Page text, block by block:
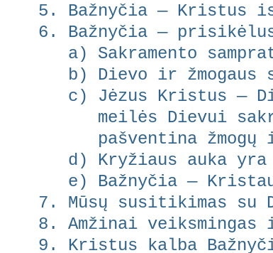
5. Bažnyčia —
6. Bažnyčia —
a) Sakramento
b) Dievo ir žmogaus
c) Jėzus Kristus —
meilės Dievui
pašventina
d) Kryžiaus auka
e) Bažnyčia —
7. Mūsų susitikimas
8. Amžinai
9. Kristus kalba